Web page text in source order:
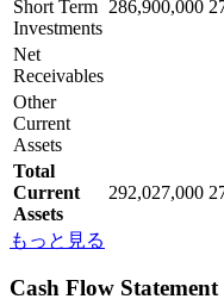
Short Term
Investments
286,900,000
Net
Receivables
Other
Current
Assets
Total
Current
Assets
292,027,000
もっと見る
Cash Flow Statement